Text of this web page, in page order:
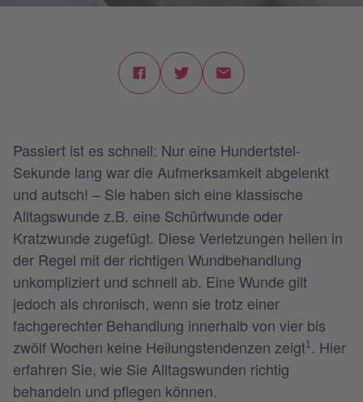
Passiert ist es schnell: Nur eine Hundertstel-
Sekunde lang war die Aufmerksamkeit abgelenkt
und autsch! – Sie haben sich eine klassische
Alltagswunde z.B. eine Schürfwunde oder
Kratzwunde zugefügt. Diese Verletzungen heilen in
der Regel mit der richtigen Wundbehandlung
unkompliziert und schnell ab. Eine Wunde gilt
jedoch als chronisch, wenn sie trotz einer
fachgerechter Behandlung innerhalb von vier bis
zwölf Wochen keine Heilungstendenzen zeigt1. Hier
erfahren Sie, wie Sie Alltagswunden richtig
behandeln und pflegen können.